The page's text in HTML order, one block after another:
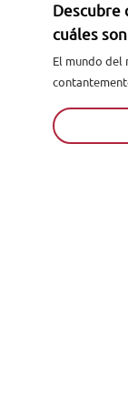
Solicita
Descubre
cuáles son
El mundo del
publicitarios